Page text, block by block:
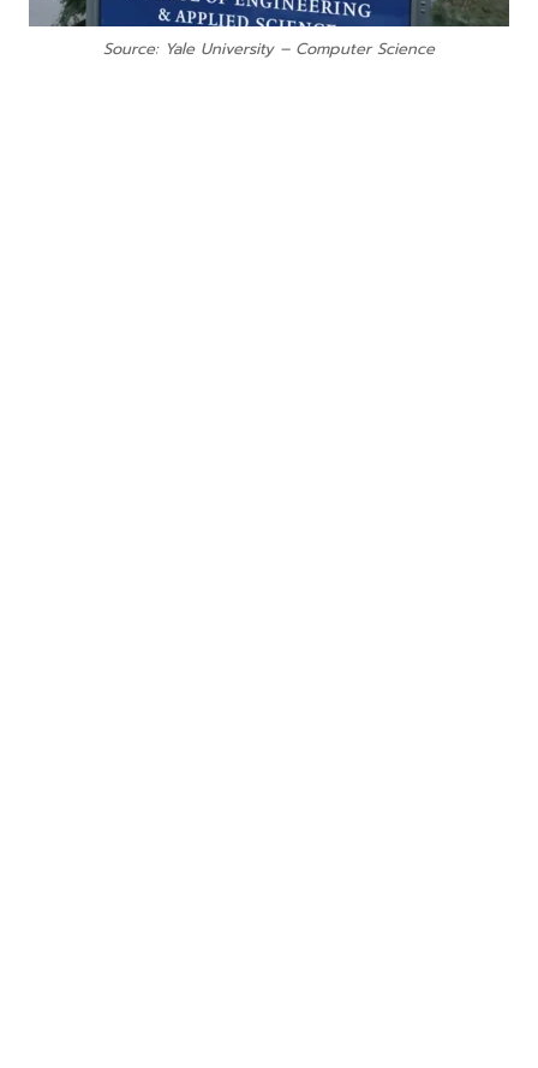
Source: Yale University – Computer Science